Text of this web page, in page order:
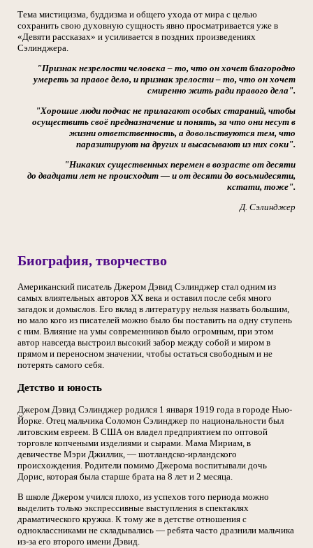
Тема мистицизма, буддизма и общего ухода от мира с целью
сохранить свою духовную сущность явно просматривается уже в
«Девяти рассказах» и усиливается в поздних произведениях
Сэлинджера.
"Признак незрелости человека – то, что он хочет благородно
умереть за правое дело, и признак зрелости – то, что он хочет
смиренно жить ради правого дела".
"Хорошие люди подчас не прилагают особых стараний, чтобы
осуществить своё предназначение и понять, за что они несут в
жизни ответственность, а довольствуются тем, что
паразитируют на других и высасывают из них соки".
"Никаких существенных перемен в возрасте от десяти
до двадцати лет не происходит — и от десяти до восьмидесяти,
кстати, тоже".
Д. Сэлинджер
Биография, творчество
Американский писатель Джером Дэвид Сэлинджер стал одним из
самых влиятельных авторов XX века и оставил после себя много
загадок и домыслов. Его вклад в литературу нельзя назвать большим,
но мало кого из писателей можно было бы поставить на одну ступень
с ним. Влияние на умы современников было огромным, при этом
автор навсегда выстроил высокий забор между собой и миром в
прямом и переносном значении, чтобы остаться свободным и не
потерять самого себя.
Детство и юность
Джером Дэвид Сэлинджер родился 1 января 1919 года в городе Нью-
Йорке. Отец мальчика Соломон Сэлинджер по национальности был
литовским евреем. В США он владел предприятием по оптовой
торговле копчеными изделиями и сырами. Мама Мириам, в
девичестве Мэри Джиллик, — шотландско-ирландского
происхождения. Родители помимо Джерома воспитывали дочь
Дорис, которая была старше брата на 8 лет и 2 месяца.
В школе Джером учился плохо, из успехов того периода можно
выделить только экспрессивные выступления в спектаклях
драматического кружка. К тому же в детстве отношения с
одноклассниками не складывались — ребята часто дразнили мальчика
из-за его второго имени Дэвид.